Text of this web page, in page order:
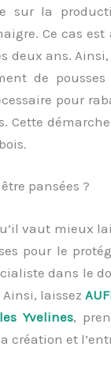
sur la
Ce cas
deux ans.
de
pour
Cette
pansées ?
vaut mieux
pour le
dans le
laissez
Yvelines,
création et